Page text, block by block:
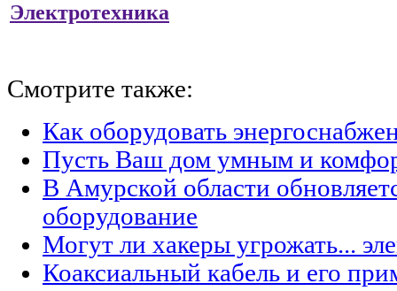
Электротехника
Смотрите также:
Как оборудовать
Пусть Ваш дом умным и
В Амурской области
оборудование
Могут ли хакеры угрожать...
Коаксиальный кабель и его